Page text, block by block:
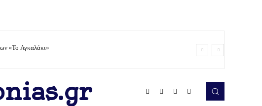
«Το Αγκαλάκι»